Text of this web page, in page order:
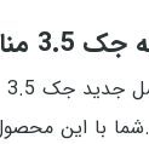
میکروفون
جک 3.5 یا
با این